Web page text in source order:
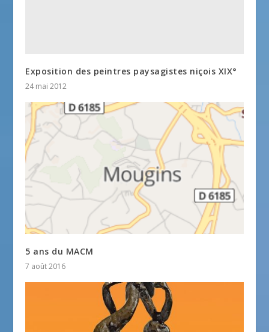
Exposition des peintres paysagistes niçois XIX°
24 mai 2012
5 ans du MACM
7 août 2016